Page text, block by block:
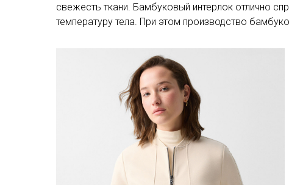
свежесть ткани. Бамбуковый интерлок отлично
температуру тела. При этом производство